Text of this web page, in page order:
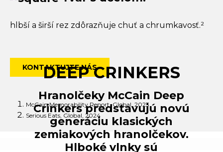
hlbší a širší rez zdôrazňuje chuť a chrumkavosť.²
KONTAKTUJTE NÁS
McCain Memorability Report, Global, 2023
Serious Eats, Global, 2024
DEEP CRINKERS
Hranolčeky McCain Deep
Crinkers predstavujú novú
generáciu klasických
zemiakových hranolčekov.
Hlboké vlnky sú